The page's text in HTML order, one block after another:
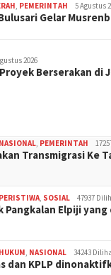
, PEMERINTAH 5 Agustus
Gelar
2026
Berserakan di
NASIONAL, PEMERINTAH
Transmigrasi Ke
PERISTIWA, SOSIAL 47937
Pangkalan Elpiji
HUKUM, NASIONAL 34243
dan KPLP